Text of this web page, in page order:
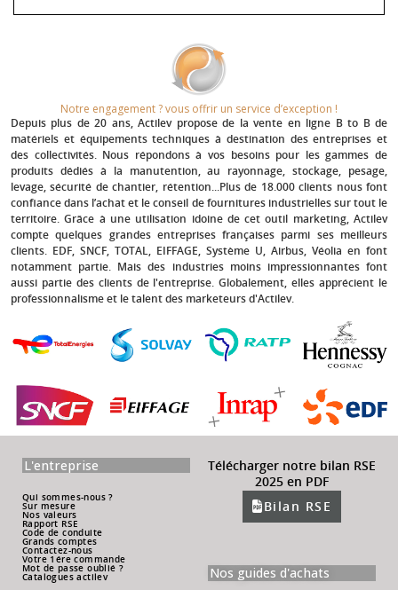
Notre engagement ? vous offrir un service d’exception !​
Depuis plus de 20 ans, Actilev propose de la vente en ligne B to B de
matériels et équipements techniques à destination des entreprises et
des collectivités. Nous répondons à vos besoins pour les gammes de
produits dédiés à la manutention, au rayonnage, stockage, pesage,
levage, sécurité de chantier, rétention...Plus de 18.000 clients nous font
confiance dans l’achat et le conseil de fournitures industrielles sur tout le
territoire. Grâce à une utilisation idoine de cet outil marketing, Actilev
compte quelques grandes entreprises françaises parmi ses meilleurs
clients. EDF, SNCF, TOTAL, EIFFAGE, Système U, Airbus, Véolia en font
notamment partie. Mais des industries moins impressionnantes font
aussi partie des clients de l'entreprise. Globalement, elles apprécient le
professionnalisme et le talent des marketeurs d'Actilev.
L'entreprise
Qui sommes-nous ?
Sur mesure
Nos valeurs
Rapport RSE
Code de conduite
Grands comptes
Contactez-nous
Votre 1ére commande
Mot de passe oublié ?
Catalogues actilev
Télécharger notre bilan RSE
2025 en PDF
Bilan RSE
Nos guides d'achats